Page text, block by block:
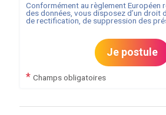
Conformément au règlement Européen
des données, vous disposez d’un droit
de rectification, de suppression des
Je postule
* Champs obligatoires